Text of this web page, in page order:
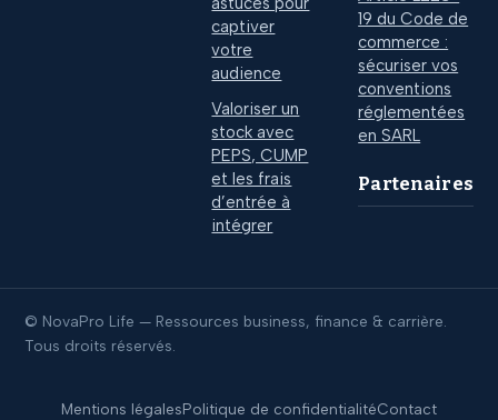
captiver
votre
audience
Valoriser un
stock avec
PEPS, CUMP
et les frais
d’entrée à
intégrer
19 du Code de
commerce :
sécuriser vos
conventions
réglementées
en SARL
Partenaires
© NovaPro Life — Ressources business, finance & carrière.
Tous droits réservés.
Mentions légalesPolitique de confidentialitéContact